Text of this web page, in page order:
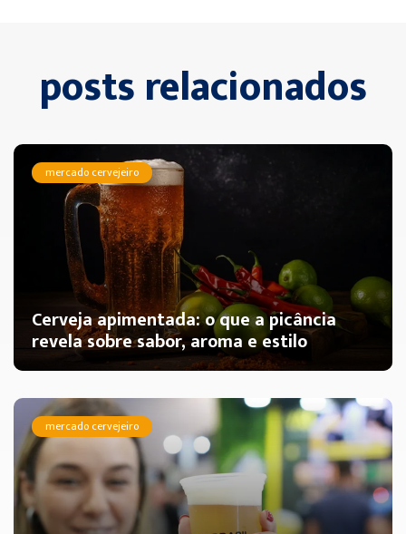
posts relacionados
mercado cervejeiro
Cerveja apimentada: o que a picância
revela sobre sabor, aroma e estilo
mercado cervejeiro